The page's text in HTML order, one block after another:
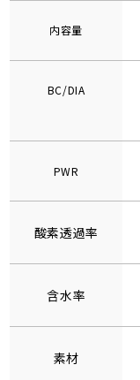
内容量
BC/DIA
PWR
酸素透過率
含水率
素材